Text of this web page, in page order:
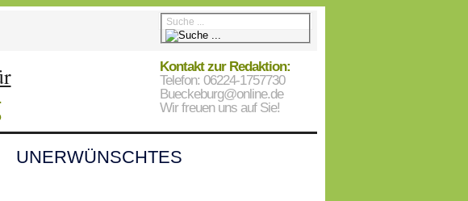
Kontakt zur Redaktion:
Telefon: 06224-1757730
Bueckeburg@online.de
Wir freuen uns auf Sie!
UNERWÜNSCHTES